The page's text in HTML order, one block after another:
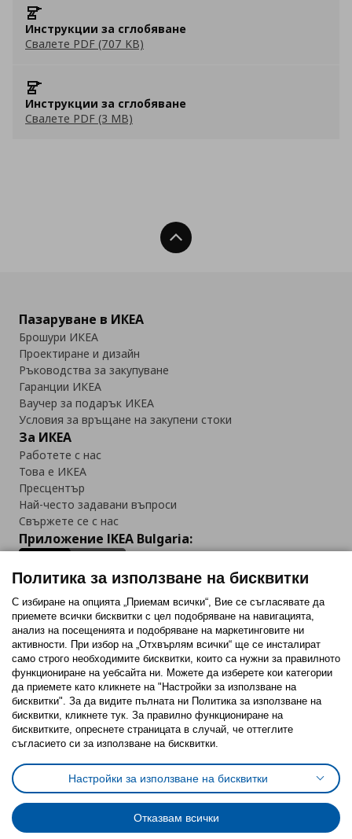
Инструкции за сглобяване
Свалете PDF (707 KB)
Инструкции за сглобяване
Свалете PDF (3 MB)
Нагоре
Пазаруване в ИКЕА
Брошури ИКЕА
Проектиране и дизайн
Ръководства за закупуване
Гаранции ИКЕА
Ваучер за подарък ИКЕА
Условия за връщане на закупени стоки
За ИКЕА
Работете с нас
Това е ИКЕА
Пресцентър
Най-често задавани въпроси
Свържете се с нас
Приложение IKEA Bulgaria:
Последвайте ни:
FacebookTwitterYoutubePinterestInstagram
Политика за използване на бисквитки (Cookies)
Избор на настройки за използване на бисквитки
Условия за ползване на ikea.bgОбща политика за личните данни
Политика за защита на личните данни на ikea.bg
Общи условия на програма IKEA Family
Политика за защита на лични данни на програма IKEA Family
Политика за използване на бисквитки
С избиране на опцията „Приемам всички“, Вие се съгласявате да
приемете всички бисквитки с цел подобряване на навигацията,
анализ на посещенията и подобряване на маркетинговите ни
активности. При избор на „Отхвърлям всички“ ще се инсталират
само строго необходимитe бисквитки, които са нужни за правилното
функциониране на уебсайта ни. Можете да изберете кои категории
да приемете като кликнете на "Настройки за използване на
бисквитки". За да видите пълната ни Политика за използване на
бисквитки, кликнете тук. За правилно функциониране на
бисквитките, опреснете страницата в случай, че оттеглите
съгласието си за използване на бисквитки.
Настройки за използване на бисквитки
Отказвам всички